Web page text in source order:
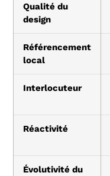
Qualité du
design
Référencement
local
Interlocuteur
Réactivité
Évolutivité du